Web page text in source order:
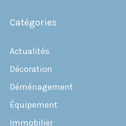
Catégories
Actualités
Décoration
Déménagement
Équipement
Immobilier